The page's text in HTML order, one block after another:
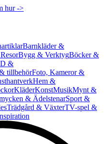
hur ->
Barnkläder &
Bygg & VerktygBöcker &
&
tillbehörFoto, Kameror &
Hem &
KläderKonstMusikMynt &
& ÄdelstenarSport &
Trädgård & VäxterTV-spel &